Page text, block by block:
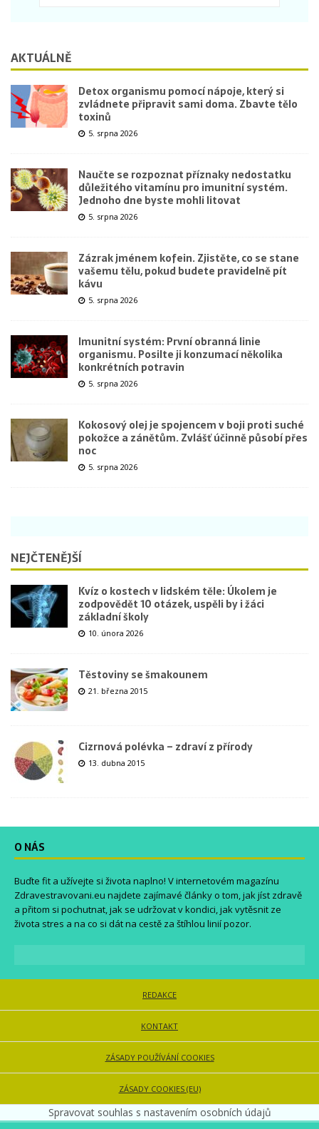
AKTUÁLNĚ
Detox organismu pomocí nápoje, který si
zvládnete připravit sami doma. Zbavte tělo
toxinů
5. srpna 2026
Naučte se rozpoznat příznaky nedostatku
důležitého vitamínu pro imunitní systém.
Jednoho dne byste mohli litovat
5. srpna 2026
Zázrak jménem kofein. Zjistěte, co se stane
vašemu tělu, pokud budete pravidelně pít
kávu
5. srpna 2026
Imunitní systém: První obranná linie
organismu. Posilte ji konzumací několika
konkrétních potravin
5. srpna 2026
Kokosový olej je spojencem v boji proti suché
pokožce a zánětům. Zvlášť účinně působí přes
noc
5. srpna 2026
NEJČTENĚJŠÍ
Kvíz o kostech v lidském těle: Úkolem je
zodpovědět 10 otázek, uspěli by i žáci
základní školy
10. února 2026
Těstoviny se šmakounem
21. března 2015
Cizrnová polévka – zdraví z přírody
13. dubna 2015
O NÁS
Buďte fit a užívejte si života naplno! V internetovém magazínu
Zdravestravovani.eu najdete zajímavé články o tom, jak jíst zdravě
a přitom si pochutnat, jak se udržovat v kondici, jak vytěsnit ze
života stres a na co si dát na cestě za štíhlou linií pozor.
REDAKCE
KONTAKT
ZÁSADY POUŽÍVÁNÍ COOKIES
ZÁSADY COOKIES (EU)
Spravovat souhlas s nastavením osobních údajů